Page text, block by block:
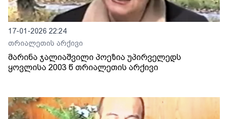
17-01-2026 22:24
თრიალეთის არქივი
მარინა ჯალიაშვილი პოეზია უპირველედს
ყოვლისა 2003 წ თრიალეთის არქივი